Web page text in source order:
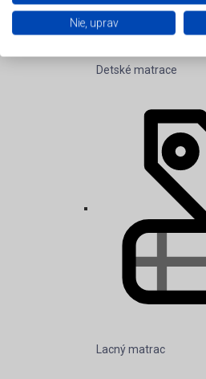
Detské matrace
Lacný matrac
Nie, uprav